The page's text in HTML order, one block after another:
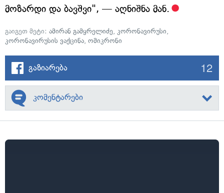
მოზარდი და ბავშვი", — აღნიშნა მან.
გაიგეთ მეტი: ამირან გამყრელიძე, კორონავირუსი,
კორონავირუსის ვაქცინა, ომიკრონი
გაზიარება 12
კომენტარები